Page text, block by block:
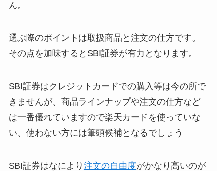
ん。
選ぶ際のポイントは取扱商品と注文の仕方です。
その点を加味するとSBI証券が有力となります。
SBI証券はクレジットカードでの購入等は今の所で
きませんが、商品ラインナップや注文の仕方など
は一番優れていますので楽天カードを使っていな
い、使わない方には筆頭候補となるでしょう
SBI証券はなにより 注文の自由度がかなり高いのが